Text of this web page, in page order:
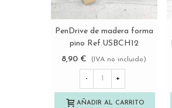
Ver más
PenDrive de madera forma
pino Ref.USBCH12
8,90 €
(IVA no incluido)
- +
AÑADIR AL CARRITO